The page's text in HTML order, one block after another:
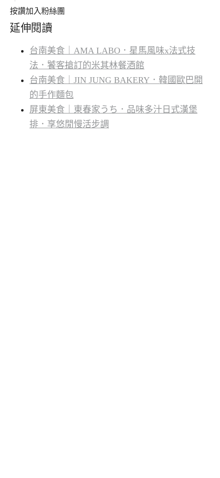
按讚加入粉絲團
延伸閱讀
台南美食｜AMA LABO．星馬風味x法式技
法．饕客搶訂的米其林餐酒館
台南美食｜JIN JUNG BAKERY．韓國歐巴開
的手作麵包
屏東美食｜東春家うち．品味多汁日式漢堡
排．享悠閒慢活步調